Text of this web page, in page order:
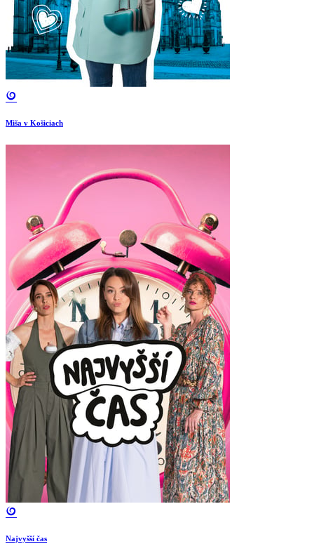
Miša v Košiciach
Najvyšší čas